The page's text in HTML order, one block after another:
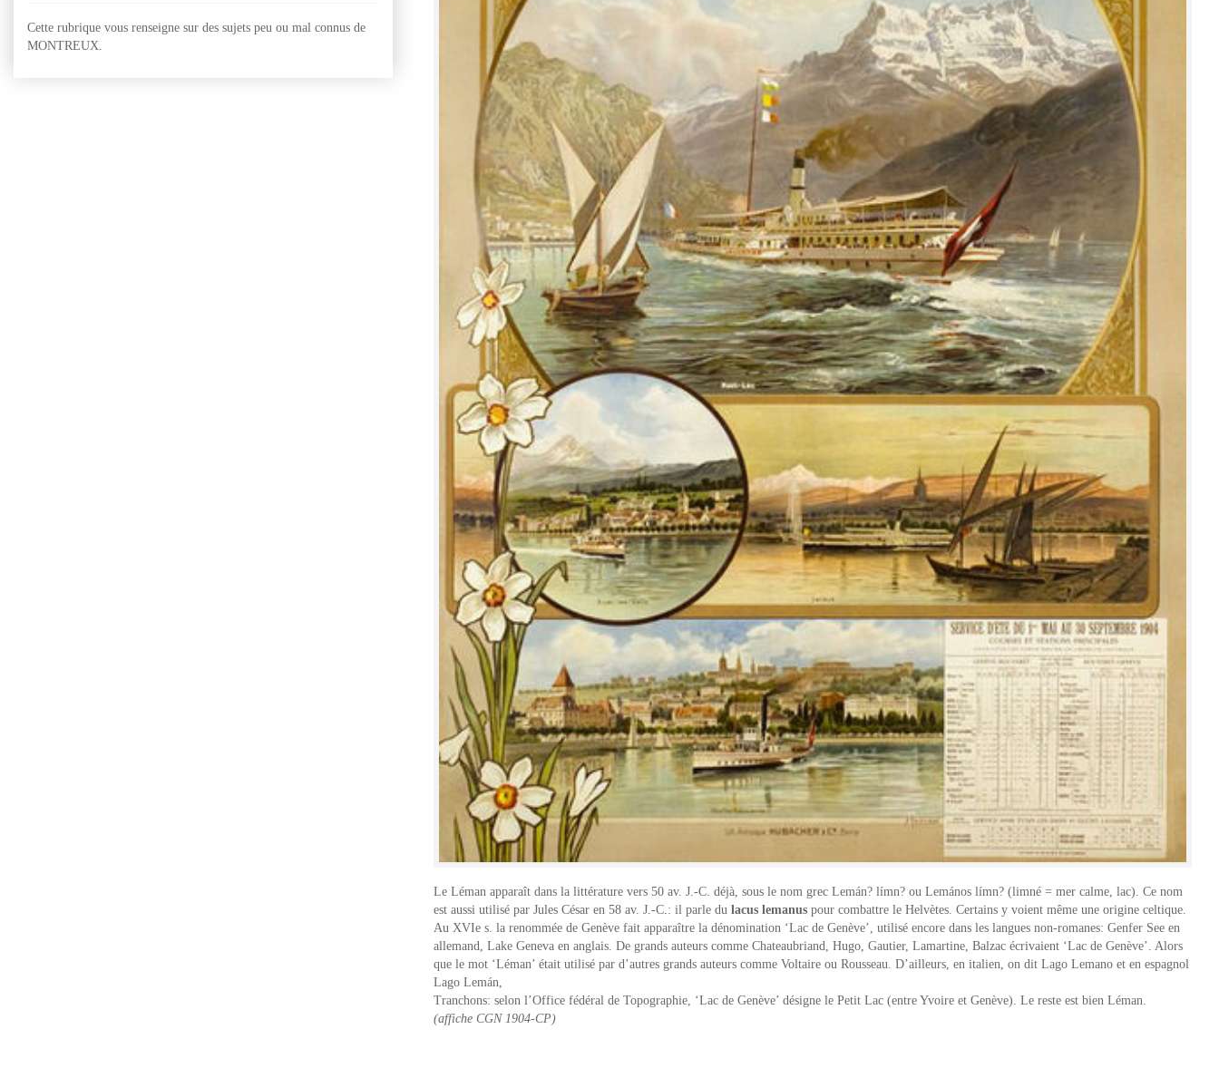
Cette rubrique vous renseigne sur des sujets peu ou mal connus de
MONTREUX.
Le Léman apparaît dans la littérature vers 50 av. J.-C. déjà, sous le nom grec Lemán? límn? ou Lemános límn? (limné = mer calme, lac). Ce nom
est aussi utilisé par Jules César en 58 av. J.-C : il parle du lacus lemanus pour combattre le Helvètes. Certains y voient même une origine celtique.
Au XVIe s. la renommée de Genève fait apparaître la dénomination ‘Lac de Genève’, utilisé encore dans les langues non-romanes: Genfer See en
allemand, Lake Geneva en anglais. De grands auteurs comme Chateaubriand, Hugo, Gautier, Lamartine, Balzac écrivaient ‘Lac de Genève’. Alors
que le mot ‘Léman’ était utilisé par d’autres grands auteurs comme Voltaire ou Rousseau. D’ailleurs, en italien, on dit Lago Lemano et en espagnol
Lago Lemán,
Tranchons: selon l’Office fédéral de Topographie, ‘Lac de Genève’ désigne le Petit Lac (entre Yvoire et Genève). Le reste est bien Léman.
(affiche CGN 1904-CP)